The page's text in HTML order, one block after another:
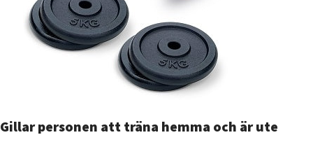
Gillar personen att träna hemma och är ute